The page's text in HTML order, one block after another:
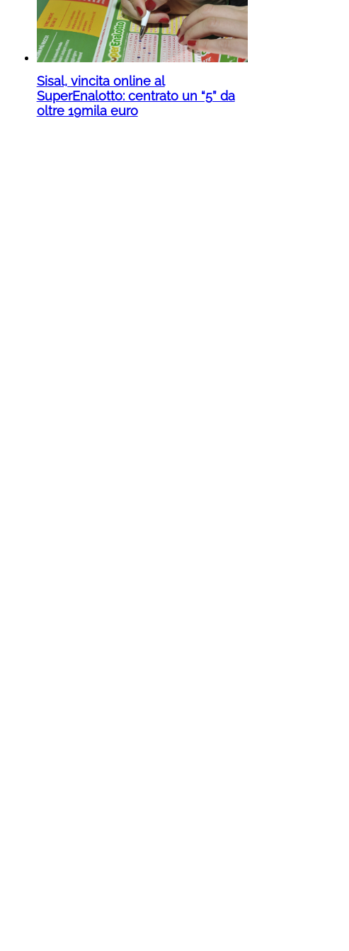
Sisal, vincita online al
SuperEnalotto: centrato un “5” da
oltre 19mila euro